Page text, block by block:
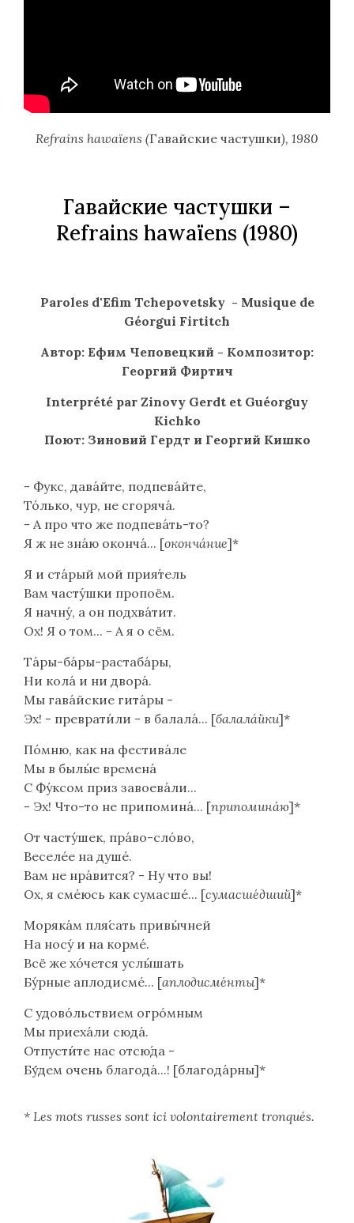
Refrains hawaïens (Гавайские частушки), 1980
Гавайские частушки –
Refrains hawaïens (1980)
Paroles d'Efim Tchepovetsky - Musique de
Géorgui Firtitch
Автор: Ефим Чеповецкий - Композитор:
Георгий Фиртич
Interprété par Zinovy Gerdt et Guéorguy
Kichko
Поют: Зиновий Гердт и Георгий Кишко
- Фукс, дава́йте, подпева́йте,
То́лько, чур, не сгоряча́.
- А про что же подпева́ть-то?
Я ж не зна́ю оконча́... [оконча́ние]*
Я и ста́рый мой прия́тель
Вам часту́шки пропоём.
Я начну́, а он подхва́тит.
Ох! Я о том... - А я о сём.
Та́ры-ба́ры-растаба́ры,
Ни кола́ и ни двора́.
Мы гава́йские гита́ры -
Эх! - преврати́ли - в балала́... [балала́йки]*
По́мню, как на фестива́ле
Мы в былы́е времена́
С Фу́ксом приз завоева́ли...
- Эх! Что-то не припомина́... [припомина́ю]*
От часту́шек, пра́во-сло́во,
Веселе́е на душе́.
Вам не нра́вится? - Ну что вы!
Ох, я сме́юсь как сумасше́... [сумасше́дший]*
Моряка́м пля́сать привы́чней
На носу́ и на корме́.
Всё же хо́чется услы́шать
Бу́рные аплодисме́... [аплодисме́нты]*
С удово́льствием огро́мным
Мы приеха́ли сюда́.
Отпусти́те нас отсю́да -
Бу́́дем очень благода́...! [благода́рны]*
* Les mots russes sont ici volontairement tronqués.